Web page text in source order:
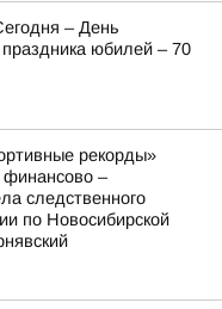
– День
праздника юбилей – 70
рекорды»
финансово –
следственного
по Новосибирской